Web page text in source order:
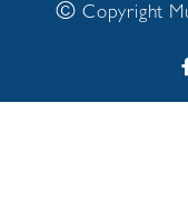
© Copyright